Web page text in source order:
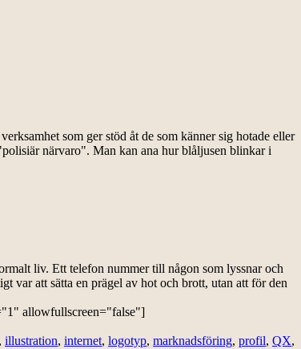
som ger stöd åt de som känner sig hotade eller
närvaro". Man kan ana hur blåljusen blinkar i
liv. Ett telefon nummer till någon som lyssnar och
var att sätta en prägel av hot och brott, utan att för den
allowfullscreen="false"]
, illustration, internet, logotyp, marknadsföring, profil, QX,